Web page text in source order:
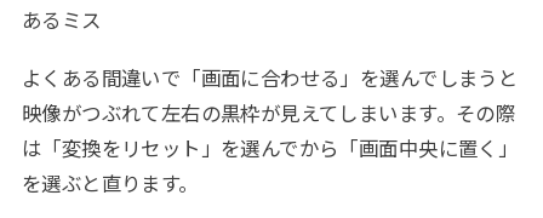
あるミス
よくある間違いで「画面に合わせる」を選んでしまうと
映像がつぶれて左右の黒枠が見えてしまいます。その際
は「変換をリセット」を選んでから「画面中央に置く」
を選ぶと直ります。